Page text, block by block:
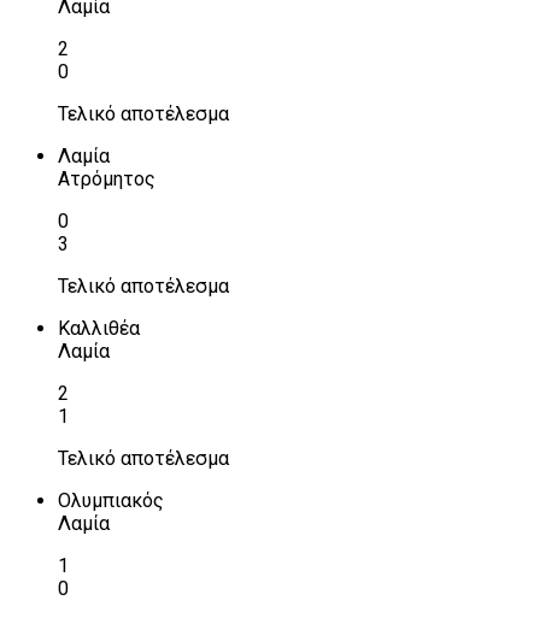
Λαμία
2
0
Τελικό αποτέλεσμα
Λαμία
Ατρόμητος
0
3
Τελικό αποτέλεσμα
Καλλιθέα
Λαμία
2
1
Τελικό αποτέλεσμα
Ολυμπιακός
Λαμία
1
0